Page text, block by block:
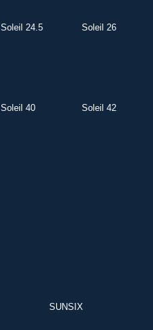
Soleil 24.5 Soleil 26
Soleil 40 Soleil 42
SUNSIX